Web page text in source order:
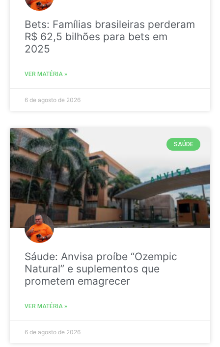
Bets: Famílias brasileiras perderam
R$ 62,5 bilhões para bets em
2025
VER MATÉRIA »
6 de agosto de 2026
SAÚDE
Sáude: Anvisa proíbe “Ozempic
Natural” e suplementos que
prometem emagrecer
VER MATÉRIA »
6 de agosto de 2026